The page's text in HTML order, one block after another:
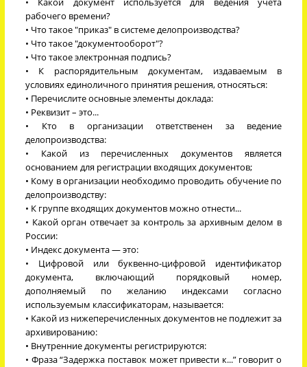
рабочего времени?
• Что такое "приказ" в системе делопроизводства?
• Что такое "документооборот"?
• Что такое электронная подпись?
• К распорядительным документам, издаваемым в
условиях единоличного принятия решения, относяться:
• Перечислите основные элементы доклада:
• Реквизит – это...
• Кто в организации ответственен за ведение
делопроизводства:
• Какой из перечисленных документов является
основанием для регистрации входящих документов;
• Кому в организации необходимо проводить обучение по
делопроизводству:
• К группе входящих документов можно отнести...
• Какой орган отвечает за контроль за архивным делом в
России:
• Индекс документа — это:
• Цифровой или буквенно-цифровой идентификатор
документа, включающий порядковый номер,
дополняемый по желанию индексами согласно
используемым классификаторам, называется:
• Какой из нижеперечисленных документов не подлежит за
архивированию:
• Внутренние документы регистрируются:
• Фраза “Задержка поставок может привести к...” говорит о